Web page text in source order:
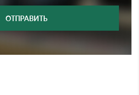
ОТПРАВИТЬ